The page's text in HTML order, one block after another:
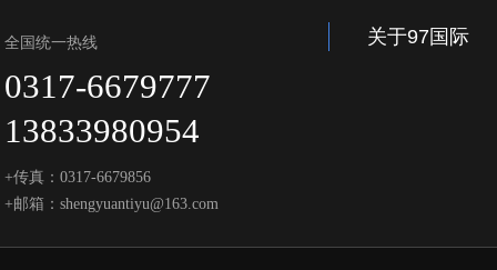
全国统一热线
0317-6679777
13833980954
+传真：0317-6679856
+邮箱：shengyuantiyu@163.com
关于97国际